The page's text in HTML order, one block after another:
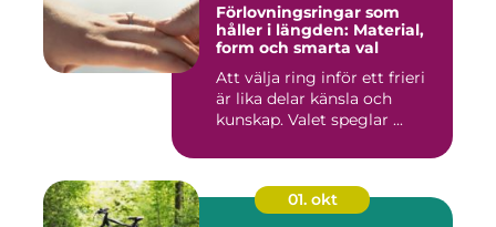
Förlovningsringar som
håller i längden: Material,
form och smarta val
Att välja ring inför ett frieri
är lika delar känsla och
kunskap. Valet speglar ...
01. okt